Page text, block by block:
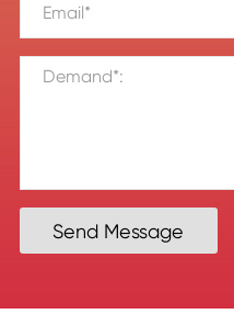
Send Message